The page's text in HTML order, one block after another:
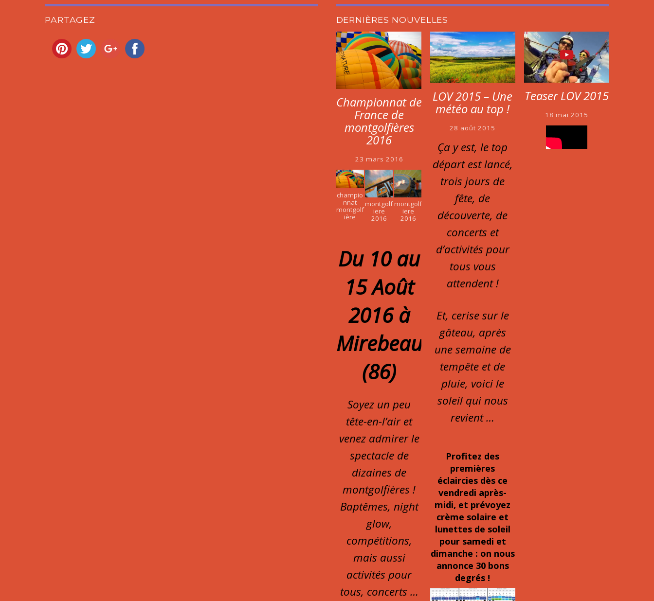
PARTAGEZ DERNIÈRES NOUVELLES
Championnat de
France de
montgolfières
2016
23 mars 2016
champio
nnat
montgolf
ière
montgolf
iere
2016
montgolf
iere
2016
Du 10 au
15 Août
2016 à
Mirebeau
(86)
Soyez un peu
tête-en-l’air et
venez admirer le
spectacle de
dizaines de
montgolfières !
Baptêmes, night
glow,
compétitions,
mais aussi
activités pour
tous, concerts …
LOV 2015 – Une
météo au top !
28 août 2015
Ça y est, le top
départ est lancé,
trois jours de
fête, de
découverte, de
concerts et
d’activités pour
tous vous
attendent !
Et, cerise sur le
gâteau, après
une semaine de
tempête et de
pluie, voici le
soleil qui nous
revient …
Profitez des
premières
éclaircies dès ce
vendredi après-
midi, et prévoyez
crème solaire et
lunettes de soleil
pour samedi et
dimanche : on nous
annonce 30 bons
degrés !
Teaser LOV 2015
18 mai 2015